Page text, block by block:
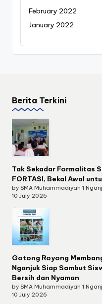
February 2022
January 2022
Berita Terkini
Tak Sekadar Formalitas
FORTASI, Bekal Awal
by SMA Muhammadiyah 1
10 July 2026
Gotong Royong
Nganjuk Siap Sambut
Bersih dan Nyaman
by SMA Muhammadiyah 1
10 July 2026